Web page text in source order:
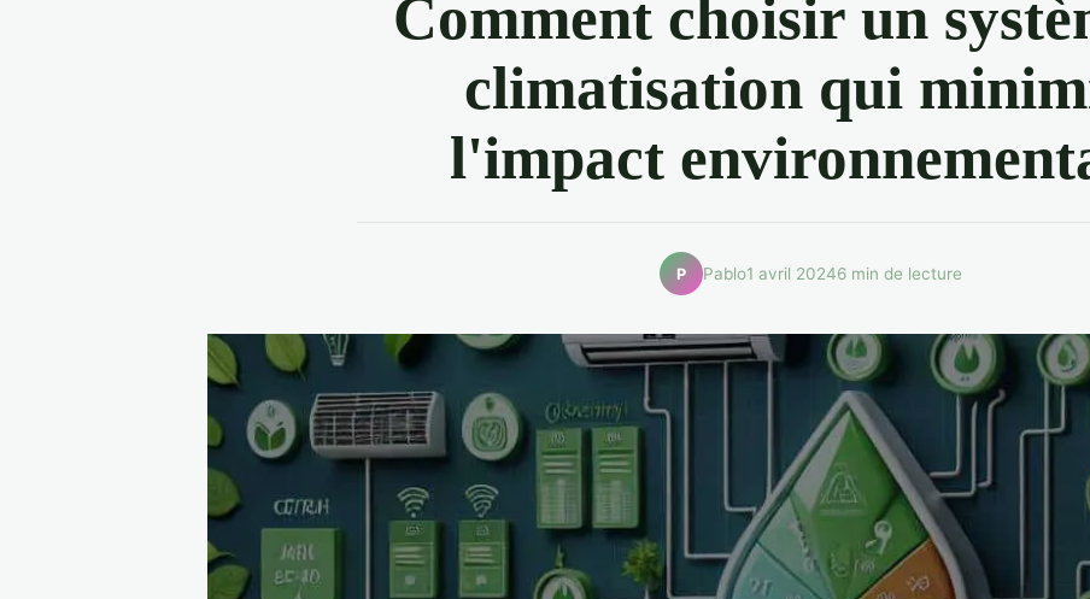
Comment choisir un
climatisation qui
l'impact
P Pablo1 avril 20246 min de lecture